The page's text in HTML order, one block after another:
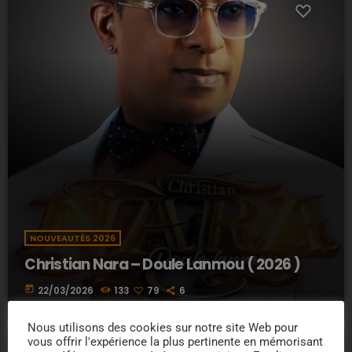
NOUVEAUTÉS 2026
Christian Nara – Doule Lanmou ( 2026 )
today 22/03/2026 133 79 6
Nous utilisons des cookies sur notre site Web pour
vous offrir l'expérience la plus pertinente en mémorisant